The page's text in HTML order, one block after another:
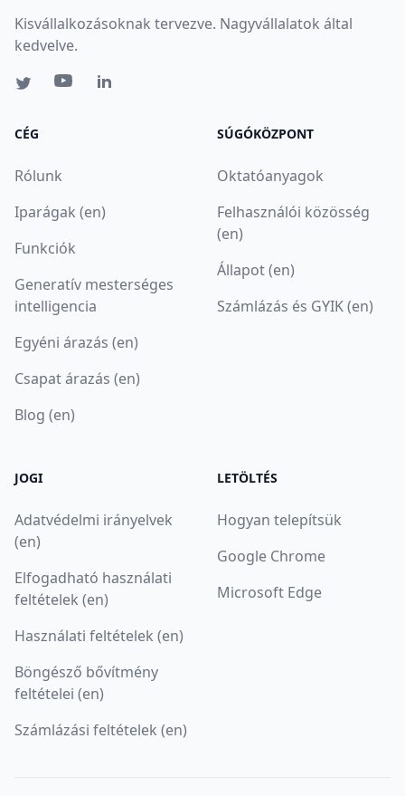
Kisvállalkozásoknak tervezve. Nagyvállalatok által
kedvelve.
CÉG
Rólunk
Iparágak (en)
Funkciók
Generatív mesterséges
intelligencia
Egyéni árazás (en)
Csapat árazás (en)
Blog (en)
SÚGÓKÖZPONT
Oktatóanyagok
Felhasználói közösség
(en)
Állapot (en)
Számlázás és GYIK (en)
JOGI
Adatvédelmi irányelvek
(en)
Elfogadható használati
feltételek (en)
Használati feltételek (en)
Böngésző bővítmény
feltételei (en)
Számlázási feltételek (en)
LETÖLTÉS
Hogyan telepítsük
Google Chrome
Microsoft Edge